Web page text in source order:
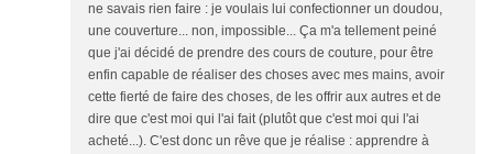
ne savais rien faire : je voulais lui confectionner un doudou,
une couverture... non, impossible... Ça m'a tellement peiné
que j'ai décidé de prendre des cours de couture, pour être
enfin capable de réaliser des choses avec mes mains, avoir
cette fierté de faire des choses, de les offrir aux autres et de
dire que c'est moi qui l'ai fait (plutôt que c'est moi qui l'ai
acheté...). C'est donc un rêve que je réalise : apprendre à